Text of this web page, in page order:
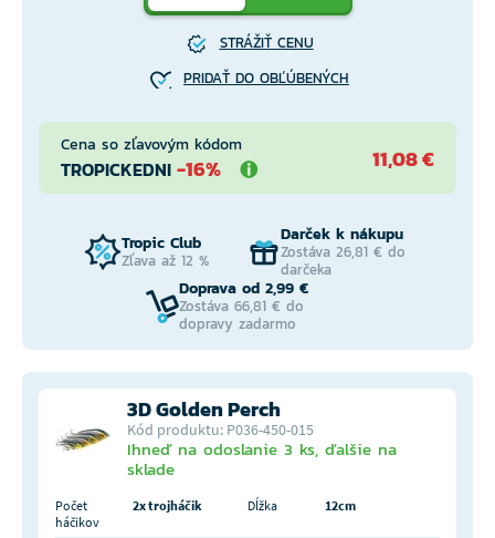
STRÁŽIŤ CENU
PRIDAŤ DO OBĽÚBENÝCH
Cena so zľavovým kódom
TROPICKEDNI -16% 11,08 €
Tropic Club
Zľava až 12 %
Darček k nákupu
Zostáva 26,81 € do
darčeka
Doprava od 2,99 €
Zostáva 66,81 € do
dopravy zadarmo
3D Golden Perch
Kód produktu: P036-450-015
Ihneď na odoslanie 3 ks, ďalšie na
sklade
Počet
háčikov
2x trojháčik Dĺžka 12cm